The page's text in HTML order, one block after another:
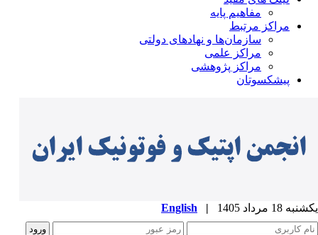
مفاهیم پایه
مراکز مرتبط
سازمان‌ها و نهادهای دولتی
مراکز علمی
مراکز پژوهشی
پیشکسوتان
18 مرداد 1405 |
English